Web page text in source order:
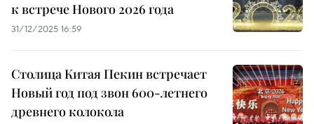
к встрече Нового 2026 года
31/12/2025 16:59
Столица Китая Пекин встречает
Новый год под звон 600-летнего
древнего колокола